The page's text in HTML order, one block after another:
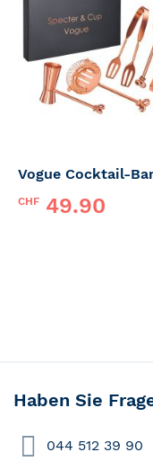
Vogue Cocktail-
CHF 49.90
Haben Sie
044 512 39 90